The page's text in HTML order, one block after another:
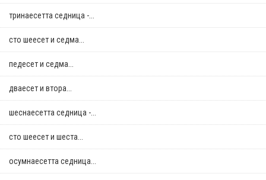
тринаесетта седница -...
сто шеесет и седма...
педесет и седма...
дваесет и втора...
шеснаесетта седница -...
сто шеесет и шеста...
осумнaесетта седница...